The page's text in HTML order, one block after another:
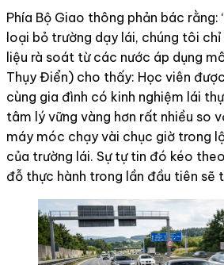
Phía Bộ Giao thông phản bác rằng:
loại bỏ trường dạy lái, chúng tôi
liệu rà soát từ các nước áp dụng
Thụy Điển) cho thấy: Học viên
cùng gia đình có kinh nghiệm lái
tâm lý vững vàng hơn rất nhiều so
máy móc chạy vài chục giờ trong
của trường lái. Sự tự tin đó kéo
đỗ thực hành trong lần đầu tiên sẽ